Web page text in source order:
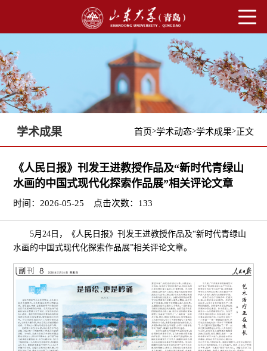
学术成果 首页>学术动态>学术成果>正文
《人民日报》刊发王进教授作品及“新时代青绿山
水画的中国式现代化探索作品展”相关评论文章
时间：2026-05-25 点击次数： 133
5月24日，《人民日报》刊发王进教授作品及“新时代青绿山
水画的中国式现代化探索作品展”相关评论文章。